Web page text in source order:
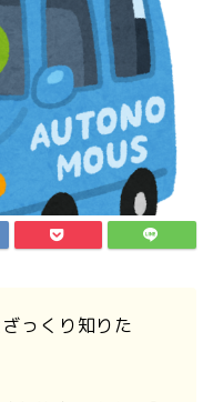
っくり知りた